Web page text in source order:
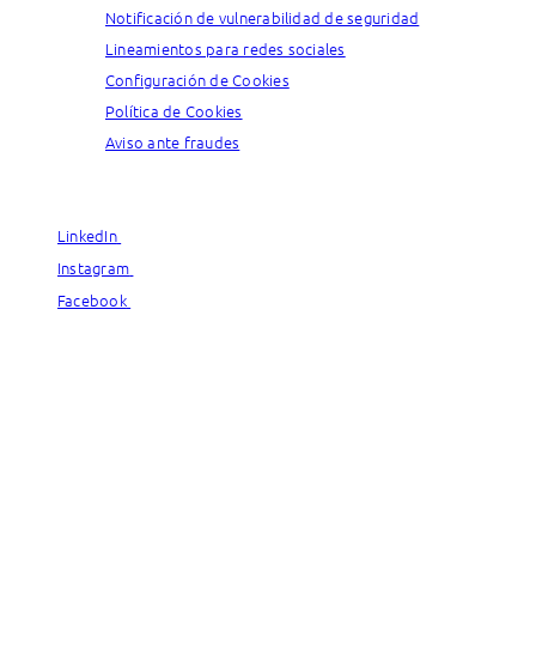
Notificación de vulnerabilidad de seguridad
Lineamientos para redes sociales
Configuración de Cookies
Política de Cookies
Aviso ante fraudes
LinkedIn
Instagram
Facebook